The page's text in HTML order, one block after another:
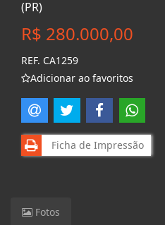
(PR)
R$ 280.000,00
REF. CA1259
Adicionar ao favoritos
Ficha de Impressão
Fotos